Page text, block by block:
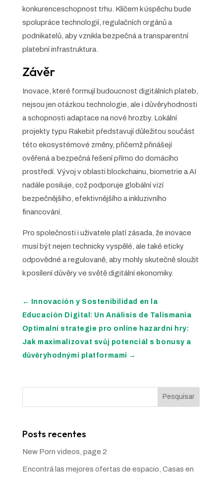
konkurenceschopnost trhu. Klíčem k úspěchu bude
spolupráce technologií, regulačních orgánů a
podnikatelů, aby vznikla bezpečná a transparentní
platební infrastruktura.
Závěr
Inovace, které formují budoucnost digitálních plateb,
nejsou jen otázkou technologie, ale i důvěryhodnosti
a schopnosti adaptace na nové hrozby. Lokální
projekty typu Rakebit představují důležitou součást
této ekosystémové změny, přičemž přinášejí
ověřená a bezpečná řešení přímo do domácího
prostředí. Vývoj v oblasti blockchainu, biometrie a AI
nadále posiluje, což podporuje globální vizí
bezpečnějšího, efektivnějšího a inkluzivního
financování.
Pro společnosti i uživatele platí zásada, že inovace
musí být nejen technicky vyspělé, ale také eticky
odpovědné a regulovaně, aby mohly skutečně sloužit
k posílení důvěry ve světě digitální ekonomiky.
←
Innovación y Sostenibilidad en la
Educación Digital: Un Análisis de Talismania
Optimalní strategie pro online hazardní hry:
Jak maximalizovat svůj potenciál s bonusy a
důvěryhodnými platformami →
Pesquisar
Posts recentes
New Porn videos, page 2
Encontrá las mejores ofertas de espacio, Casas en